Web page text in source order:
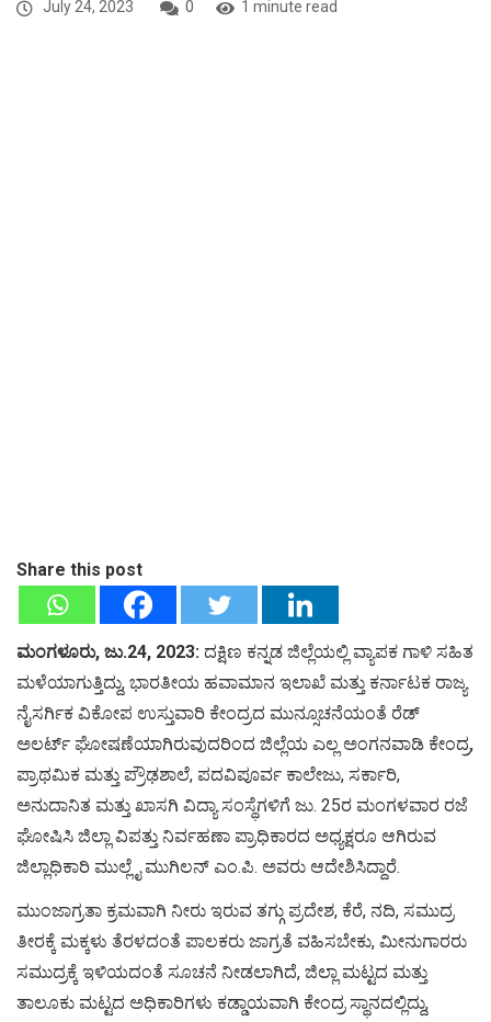
July 24, 2023 0 1 minute read
Share this post
ಮಂಗಳೂರು, ಜು.24, 2023: ದಕ್ಷಿಣ ಕನ್ನಡ ಜಿಲ್ಲೆಯಲ್ಲಿ ವ್ಯಾಪಕ ಗಾಳಿ ಸಹಿತ
ಮಳೆಯಾಗುತ್ತಿದ್ದು, ಭಾರತೀಯ ಹವಾಮಾನ ಇಲಾಖೆ ಮತ್ತು ಕರ್ನಾಟಕ ರಾಜ್ಯ
ನೈಸರ್ಗಿಕ ವಿಕೋಪ ಉಸ್ತುವಾರಿ ಕೇಂದ್ರದ ಮುನ್ಸೂಚನೆಯಂತೆ ರೆಡ್
ಅಲರ್ಟ್ ಘೋಷಣೆಯಾಗಿರುವುದರಿಂದ ಜಿಲ್ಲೆಯ ಎಲ್ಲ ಅಂಗನವಾಡಿ ಕೇಂದ್ರ,
ಪ್ರಾಥಮಿಕ ಮತ್ತು ಪ್ರೌಢಶಾಲೆ, ಪದವಿಪೂರ್ವ ಕಾಲೇಜು, ಸರ್ಕಾರಿ,
ಅನುದಾನಿತ ಮತ್ತು ಖಾಸಗಿ ವಿದ್ಯಾ ಸಂಸ್ಥೆಗಳಿಗೆ ಜು. 25ರ ಮಂಗಳವಾರ ರಜೆ
ಘೋಷಿಸಿ ಜಿಲ್ಲಾ ವಿಪತ್ತು ನಿರ್ವಹಣಾ ಪ್ರಾಧಿಕಾರದ ಅಧ್ಯಕ್ಷರೂ ಆಗಿರುವ
ಜಿಲ್ಲಾಧಿಕಾರಿ ಮುಲ್ಲೈ ಮುಗಿಲನ್ ಎಂ.ಪಿ. ಅವರು ಆದೇಶಿಸಿದ್ದಾರೆ.
ಮುಂಜಾಗ್ರತಾ ಕ್ರಮವಾಗಿ ನೀರು ಇರುವ ತಗ್ಗು ಪ್ರದೇಶ, ಕೆರೆ, ನದಿ, ಸಮುದ್ರ
ತೀರಕ್ಕೆ ಮಕ್ಕಳು ತೆರಳದಂತೆ ಪಾಲಕರು ಜಾಗ್ರತೆ ವಹಿಸಬೇಕು, ಮೀನುಗಾರರು
ಸಮುದ್ರಕ್ಕೆ ಇಳಿಯದಂತೆ ಸೂಚನೆ ನೀಡಲಾಗಿದೆ, ಜಿಲ್ಲಾ ಮಟ್ಟದ ಮತ್ತು
ತಾಲೂಕು ಮಟ್ಟದ ಅಧಿಕಾರಿಗಳು ಕಡ್ಡಾಯವಾಗಿ ಕೇಂದ್ರ ಸ್ಥಾನದಲ್ಲಿದ್ದು,